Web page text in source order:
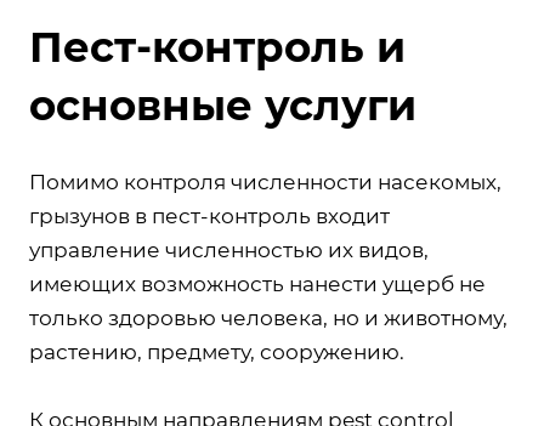
Пест-контроль и
основные услуги
Помимо контроля численности насекомых,
грызунов в пест-контроль входит
управление численностью их видов,
имеющих возможность нанести ущерб не
только здоровью человека, но и животному,
растению, предмету, сооружению.
К основным направлениям pest control